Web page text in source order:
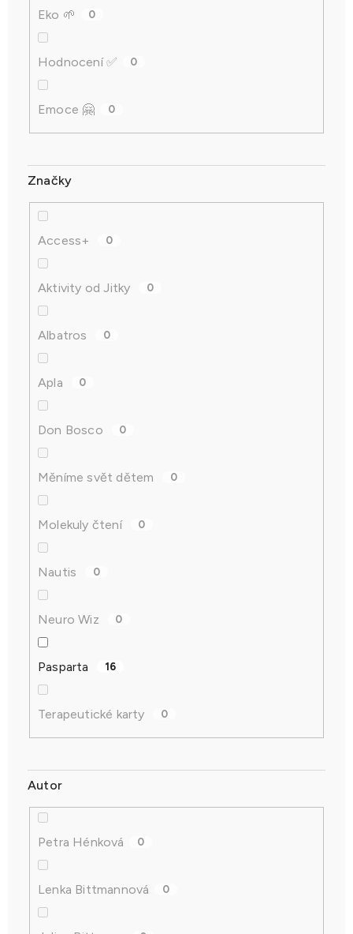
Eko 🌱 0
Hodnocení ✅ 0
Emoce 🤗 0
Značky
Access+ 0
Aktivity od Jitky 0
Albatros 0
Apla 0
Don Bosco 0
Měníme svět dětem 0
Molekuly čtení 0
Nautis 0
Neuro Wiz 0
Pasparta 16
Terapeutické karty 0
Autor
Petra Hénková 0
Lenka Bittmannová 0